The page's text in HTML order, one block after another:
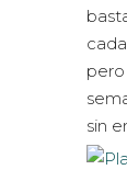
sin